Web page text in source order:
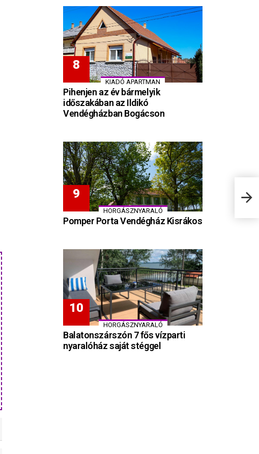
KIADÓ APARTMAN
Pihenjen az év bármelyik
időszakában az Ildikó
Vendégházban Bogácson
HORGÁSZNYARALÓ
Pomper Porta Vendégház Kisrákos
HORGÁSZNYARALÓ
Balatonszárszón 7 fős vízparti
nyaralóház saját stéggel